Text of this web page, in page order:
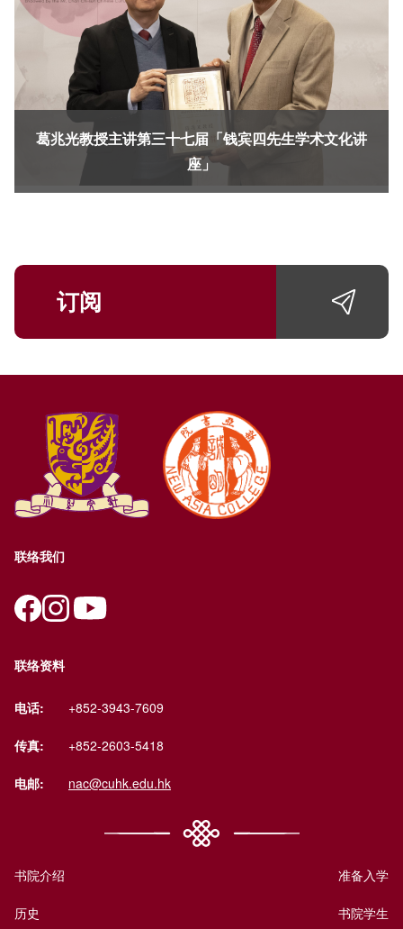
葛兆光教授主讲第三十七届「钱宾四先生学术文化讲
座」
订阅
联络我们
联络资料
电话: +852-3943-7609
传真: +852-2603-5418
电邮: nac@cuhk.edu.hk
书院介绍
历史
准备入学
书院学生